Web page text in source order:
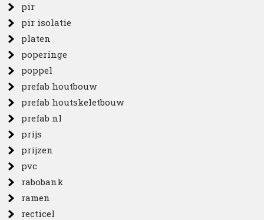
pir
pir isolatie
platen
poperinge
poppel
prefab houtbouw
prefab houtskeletbouw
prefab nl
prijs
prijzen
pvc
rabobank
ramen
recticel